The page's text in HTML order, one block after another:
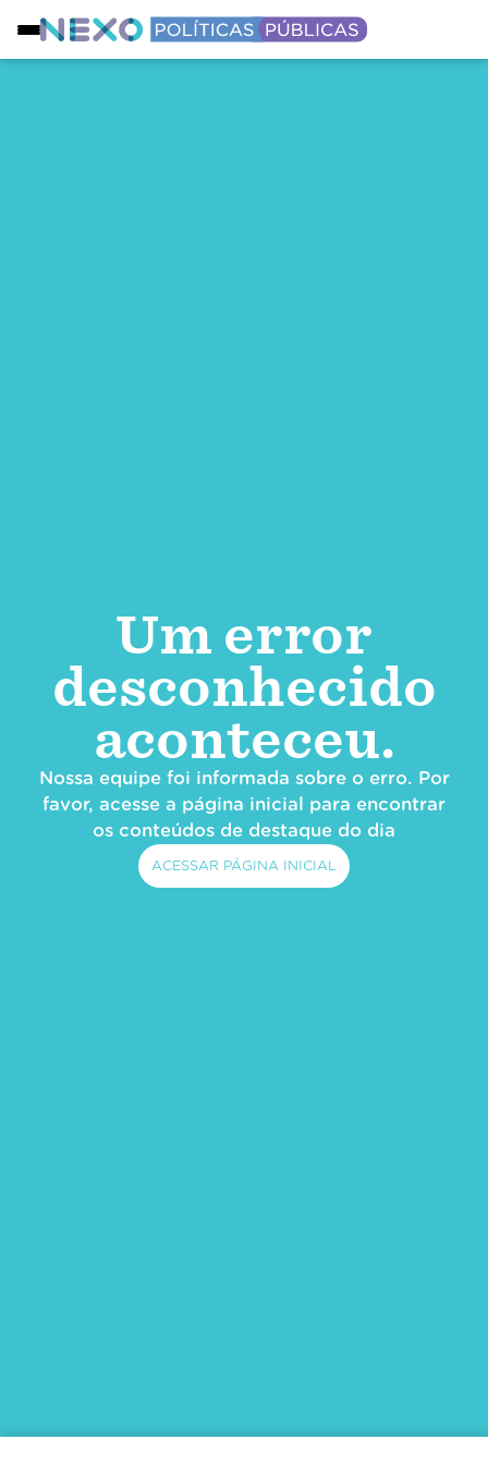
Um error
desconhecido
aconteceu.
Nossa equipe foi informada sobre o erro. Por
favor, acesse a página inicial para encontrar
os conteúdos de destaque do dia
ACESSAR PÁGINA INICIAL